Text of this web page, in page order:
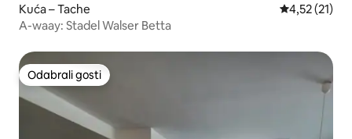
Kuća – Tache Prosječna
4,52 (21)
A-waay: Stadel Walser Betta
Odabrali gosti
Odabrali gosti